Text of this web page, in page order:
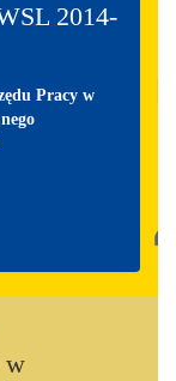
2014-
Pracy w
w